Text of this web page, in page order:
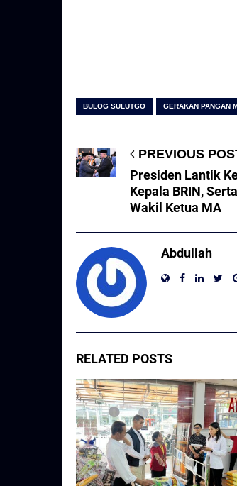
BULOG SULUTGO GERAKAN PANGAN
PREVIOUS
Presiden Lantik
Kepala BRIN,
Wakil Ketua MA
Abdullah
RELATED POSTS